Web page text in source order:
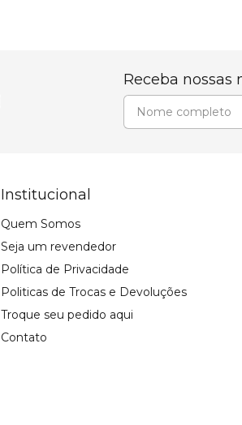
Receba nossas
Institucional
Quem Somos
Seja um revendedor
Política de Privacidade
Politicas de Trocas e Devoluções
Troque seu pedido aqui
Contato